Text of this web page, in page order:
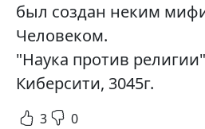
был создан неким
Человеком.
"Наука против
Киберсити, 3045г.
3 0